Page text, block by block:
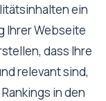
ein
Ihrer Webseite
dass Ihre
relevant sind,
in den